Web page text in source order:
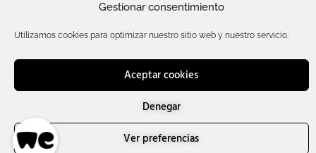
Gestionar consentimiento
Utilizamos cookies para optimizar nuestro sitio web y nuestro servicio.
Aceptar cookies
Denegar
Ver preferencias
¿Necesitas ayuda?